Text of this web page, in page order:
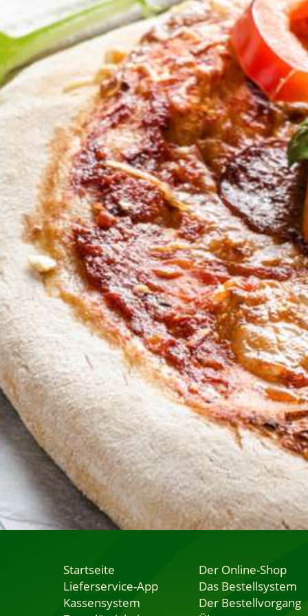
Startseite
Lieferservice-App
Kassensystem
Der Online-Shop
Das Bestellsystem
Der Bestellvorgang